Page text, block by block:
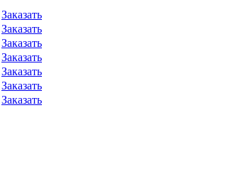
Заказать
Заказать
Заказать
Заказать
Заказать
Заказать
Заказать